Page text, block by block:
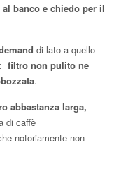
banco e chiedo per il
di lato a quello
filtro non pulito ne
.
abbastanza larga,
di caffè
notoriamente non